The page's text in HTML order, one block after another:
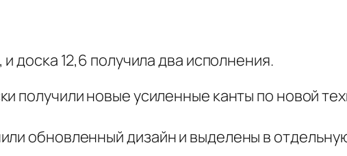
доска 12,6 получила два исполнения.
получили новые усиленные канты по новой
обновленный дизайн и выделены в